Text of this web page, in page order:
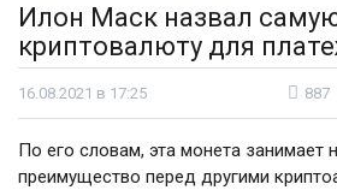
Илон Маск назвал
криптовалюту для
16.08.2021 в 17:25 887
По его словам, эта монета занимает
преимущество перед другими